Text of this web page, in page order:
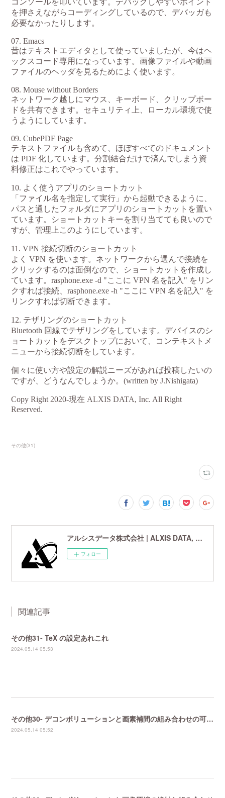
その他(31)
アルシスデータ株式会社 | ALXIS DATA, Inc. | 世界最先端の画像鮮鋭化技術研究開発企業
フォロー
関連記事
その他31- TeX の設定あれこれ
2024.05.14 05:53
その他30- デコンボリューションと画素補間の組み合わせの可能性
2024.05.14 05:52